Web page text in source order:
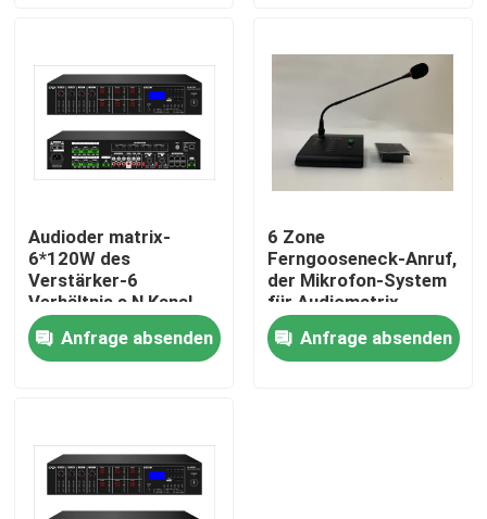
Über uns
Fabrik-Ausflug
Qualitätskontrolle
Treten Sie mit uns in Verbindung
Beschallungsanlage-Verstärker
Audioder matrix-
6*120W des
Verstärker-6
Verhältnis s N Kanal-
Beschallungsanlage-
des Satz-70dB
Anfrage absenden
6 Zone
Ferngooseneck-Anruf,
der Mikrofon-System
für Audiomatrix-
Verstärker paginiert
Anfrage absenden